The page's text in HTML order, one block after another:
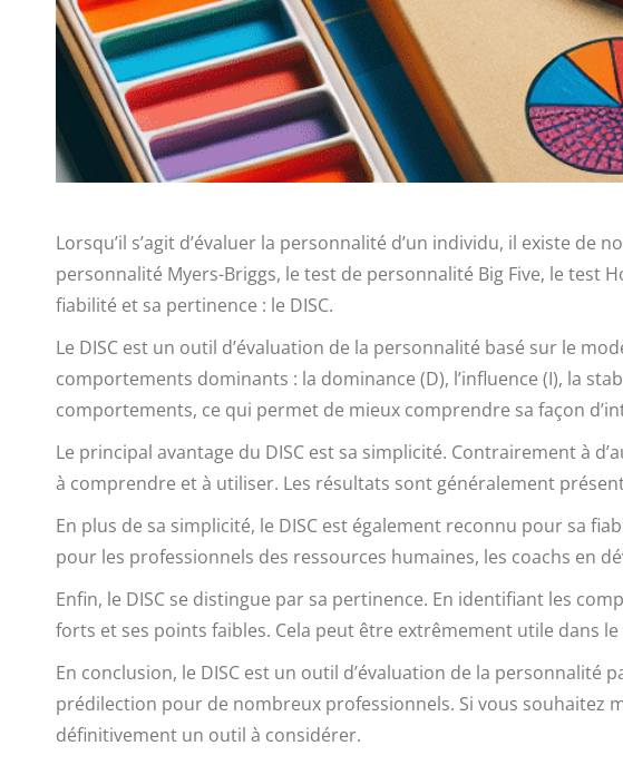
Lorsqu’il s’agit d’évaluer la personnalité d’un individu, il existe
personnalité Myers-Briggs, le test de personnalité Big Five, le test
fiabilité et sa pertinence : le DISC.
Le DISC est un outil d’évaluation de la personnalité basé sur le
comportements dominants : la dominance (D), l’influence (I), la
comportements, ce qui permet de mieux comprendre sa façon
Le principal avantage du DISC est sa simplicité. Contrairement à
à comprendre et à utiliser. Les résultats sont généralement
En plus de sa simplicité, le DISC est également reconnu pour sa
pour les professionnels des ressources humaines, les coachs en
Enfin, le DISC se distingue par sa pertinence. En identifiant les
forts et ses points faibles. Cela peut être extrêmement utile dans
En conclusion, le DISC est un outil d’évaluation de la
prédilection pour de nombreux professionnels. Si vous souhaitez
définitivement un outil à considérer.